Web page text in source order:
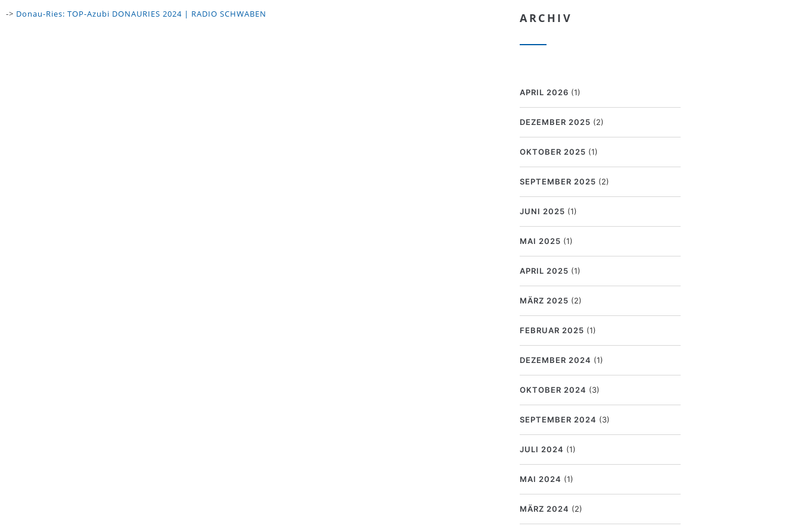
-> Donau-Ries: TOP-Azubi DONAURIES 2024 | RADIO SCHWABEN ARCHIV
APRIL 2026 (1)
DEZEMBER 2025 (2)
OKTOBER 2025 (1)
SEPTEMBER 2025 (2)
JUNI 2025 (1)
MAI 2025 (1)
APRIL 2025 (1)
MÄRZ 2025 (2)
FEBRUAR 2025 (1)
DEZEMBER 2024 (1)
OKTOBER 2024 (3)
SEPTEMBER 2024 (3)
JULI 2024 (1)
MAI 2024 (1)
MÄRZ 2024 (2)